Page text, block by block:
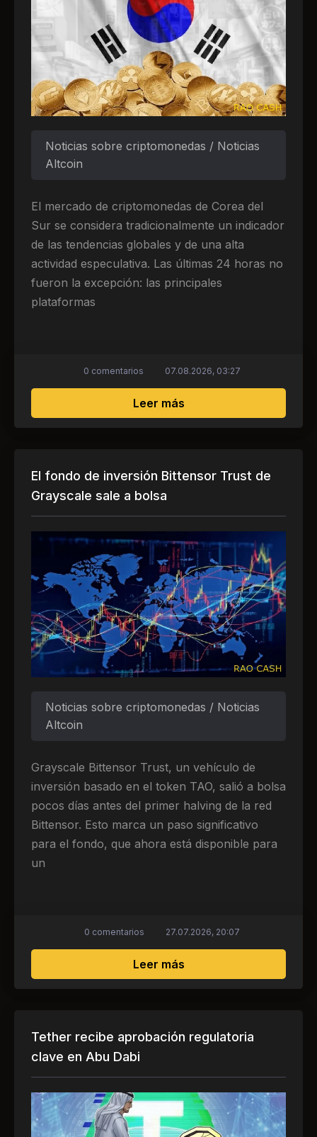
Noticias sobre criptomonedas / Noticias
Altcoin
El mercado de criptomonedas de Corea del
Sur se considera tradicionalmente un indicador
de las tendencias globales y de una alta
actividad especulativa. Las últimas 24 horas no
fueron la excepción: las principales
plataformas
Leer mássobre Auge cripto en
0 comentarios 07.08.2026, 03:27
El fondo de inversión Bittensor Trust de
Grayscale sale a bolsa
Noticias sobre criptomonedas / Noticias
Altcoin
Grayscale Bittensor Trust, un vehículo de
inversión basado en el token TAO, salió a bolsa
pocos días antes del primer halving de la red
Bittensor. Esto marca un paso significativo
para el fondo, que ahora está disponible para
un
Leer mássobre El fondo de
0 comentarios 27.07.2026, 20:07
Tether recibe aprobación regulatoria
clave en Abu Dabi